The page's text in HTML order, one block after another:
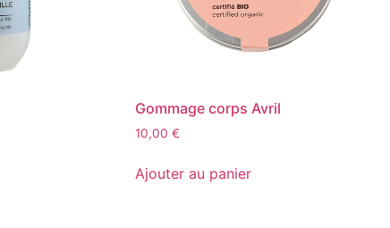
Gommage corps Avril
10,00 €
Ajouter au panier